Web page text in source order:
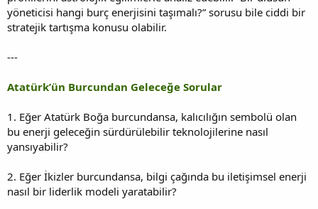
yöneticisi hangi burç enerjisini taşımalı?” sorusu bile ciddi bir
stratejik tartışma konusu olabilir.
---
Atatürk’ün Burcundan Geleceğe Sorular
1. Eğer Atatürk Boğa burcundansa, kalıcılığın sembolü olan
bu enerji geleceğin sürdürülebilir teknolojilerine nasıl
yansıyabilir?
2. Eğer İkizler burcundansa, bilgi çağında bu iletişimsel enerji
nasıl bir liderlik modeli yaratabilir?